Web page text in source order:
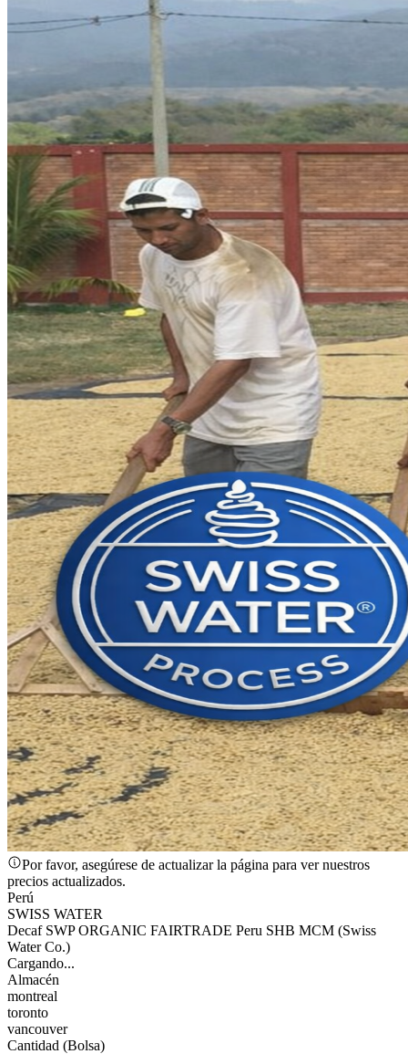
Por favor, asegúrese de actualizar la página para ver nuestros
precios actualizados.
Perú
SWISS WATER
Decaf SWP ORGANIC FAIRTRADE Peru SHB MCM (Swiss
Water Co.)
Cargando...
Almacén
montreal
toronto
vancouver
Cantidad (Bolsa)